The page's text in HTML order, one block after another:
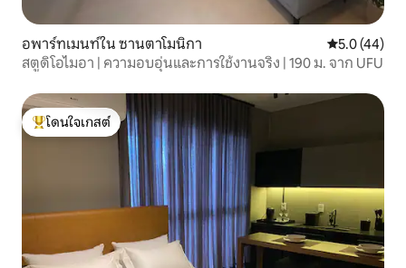
อพาร์ทเมนท์ใน ซานตาโมนิกา คะแนนเฉลี่ย
5.0 (44)
สตูดิโอไมอา | ความอบอุ่นและการใช้งานจริง | 190 ม. จาก UFU
โดนใจเกสต์ที่สุด
โดนใจเกสต์